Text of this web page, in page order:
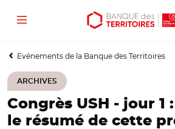
Aller
contenu
Aller
menu
Ouvrir
outils
Menu
Evénements de la Banque des Territoires
ARCHIVES
Congrès USH - jour 1
le résumé de cette